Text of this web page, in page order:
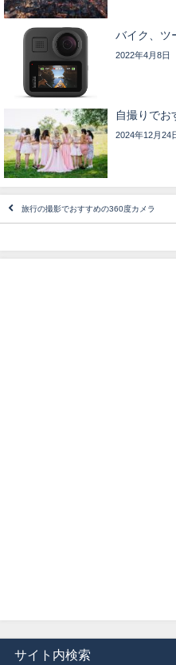
バイク、ツ
2022年4月8日
自撮りでお
2024年12月24
旅行の撮影でおすすめの360度カメラ
サイト内検索